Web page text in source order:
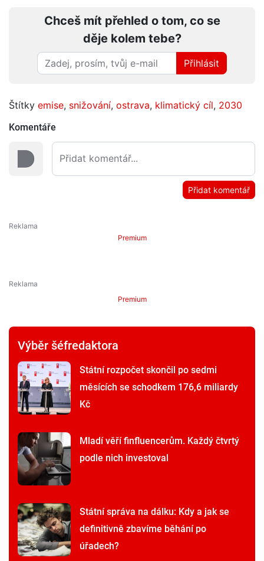
Chceš mít přehled o tom, co se
děje kolem tebe?
Přihlásit
Štítky emise, snižování, ostrava, klimatický cíl, 2030
Komentáře
Přidat komentář
Premium
Premium
Výběr šéfredaktora
Státní rozpočet skončil po sedmi
měsících se schodkem 176,6 miliardy
Kč
Mladí věří finfluencerům. Každý čtvrtý
podle nich investoval
Státní správa na dálku: Kdy a jak se
definitivně zbavíme běhání po
úřadech?